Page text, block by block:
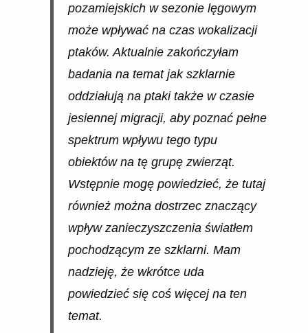
pozamiejskich w sezonie lęgowym
może wpływać na czas wokalizacji
ptaków. Aktualnie zakończyłam
badania na temat jak szklarnie
oddziałują na ptaki także w czasie
jesiennej migracji, aby poznać pełne
spektrum wpływu tego typu
obiektów na tę grupę zwierząt.
Wstępnie mogę powiedzieć, że tutaj
również można dostrzec znaczący
wpływ zanieczyszczenia światłem
pochodzącym ze szklarni. Mam
nadzieję, że wkrótce uda
powiedzieć się coś więcej na ten
temat.